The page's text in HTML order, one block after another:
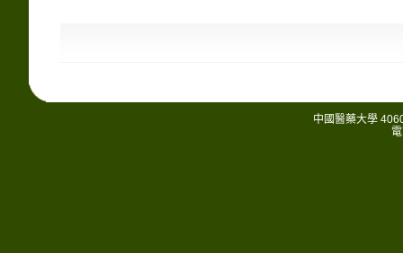
中國醫藥大學